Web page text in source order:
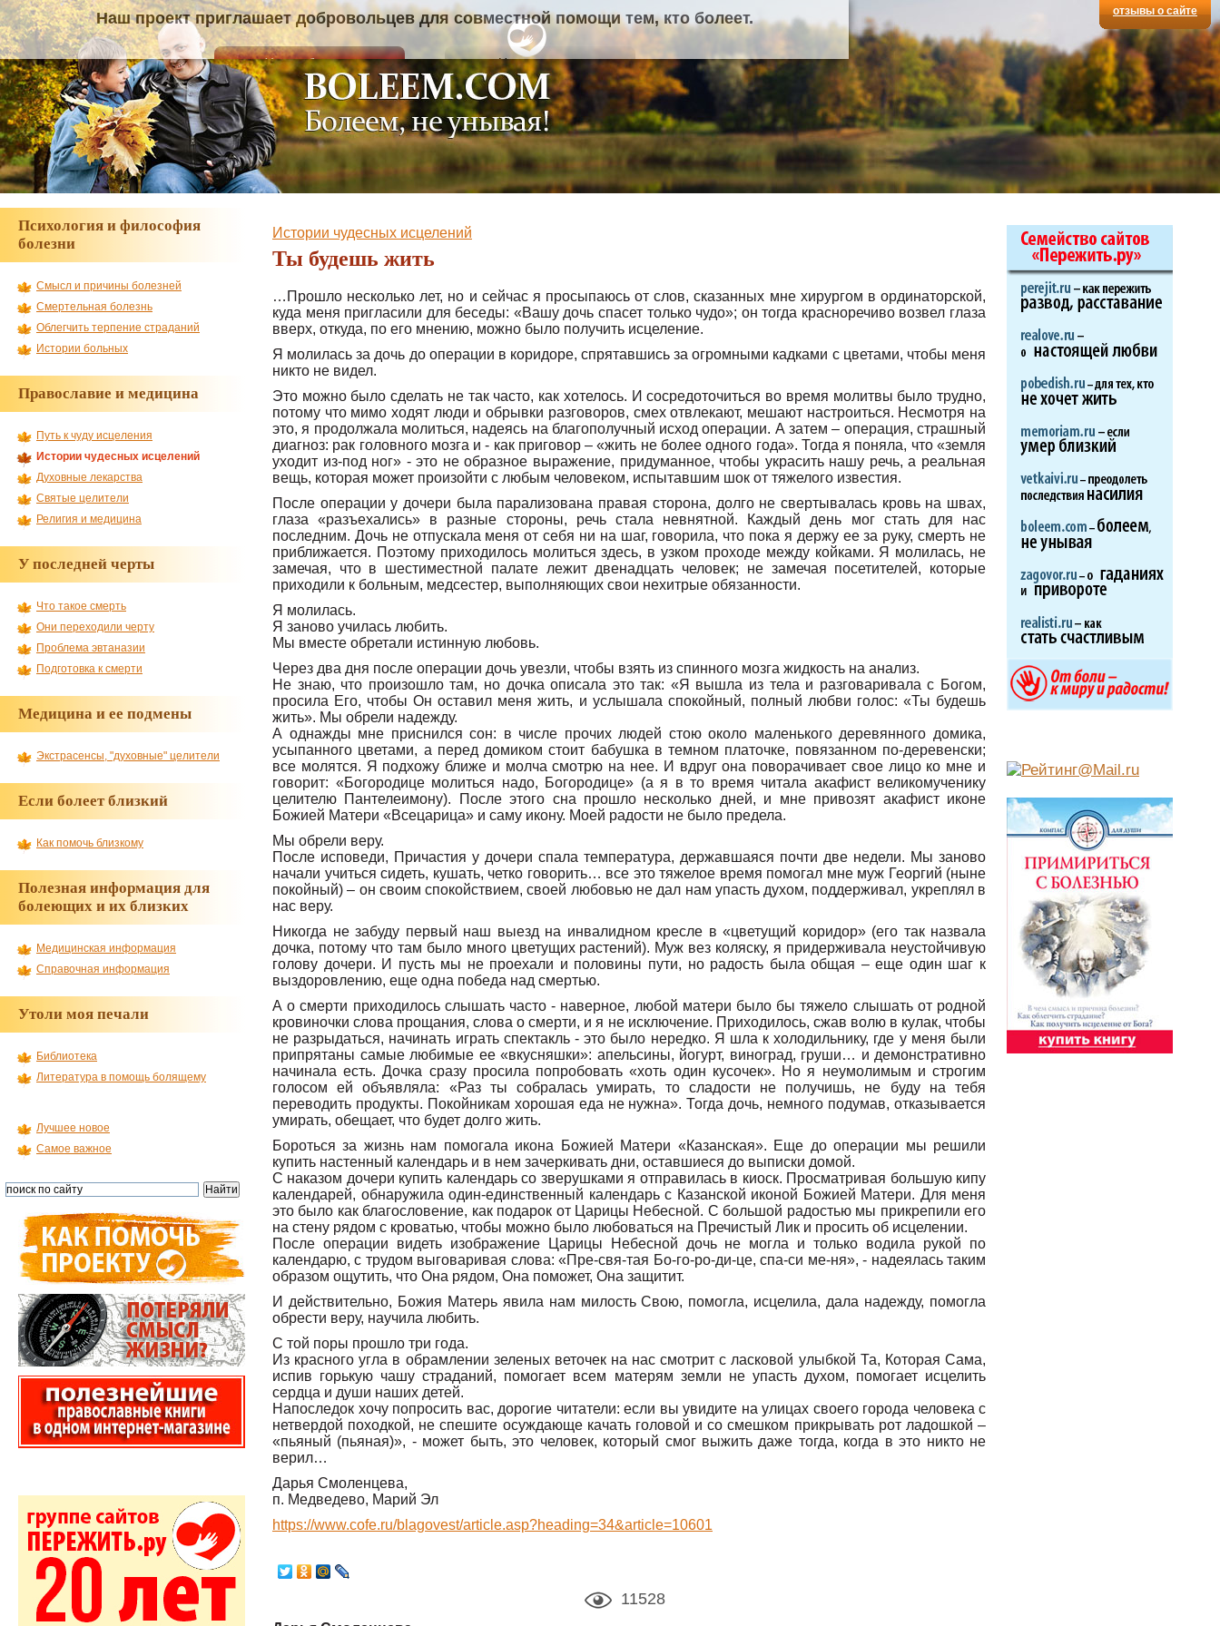
Наш проект приглашает добровольцев для совместной помощи тем, кто болеет. отзывы о сайте
Истории чудесных исцелений
Ты будешь жить
…Прошло несколько лет, но и сейчас я просыпаюсь от слов, сказанных мне хирургом в ординаторской,
куда меня пригласили для беседы: «Вашу дочь спасет только чудо»; он тогда красноречиво возвел глаза
вверх, откуда, по его мнению, можно было получить исцеление.
Я молилась за дочь до операции в коридоре, спрятавшись за огромными кадками с цветами, чтобы меня
никто не видел.
Это можно было сделать не так часто, как хотелось. И сосредоточиться во время молитвы было трудно,
потому что мимо ходят люди и обрывки разговоров, смех отвлекают, мешают настроиться. Несмотря на
это, я продолжала молиться, надеясь на благополучный исход операции. А затем – операция, страшный
диагноз: рак головного мозга и - как приговор – «жить не более одного года». Тогда я поняла, что «земля
уходит из-под ног» - это не образное выражение, придуманное, чтобы украсить нашу речь, а реальная
вещь, которая может произойти с любым человеком, испытавшим шок от тяжелого известия.
После операции у дочери была парализована правая сторона, долго не свертывалась кровь на швах,
глаза «разъехались» в разные стороны, речь стала невнятной. Каждый день мог стать для нас
последним. Дочь не отпускала меня от себя ни на шаг, говорила, что пока я держу ее за руку, смерть не
приближается. Поэтому приходилось молиться здесь, в узком проходе между койками. Я молилась, не
замечая, что в шестиместной палате лежит двенадцать человек; не замечая посетителей, которые
приходили к больным, медсестер, выполняющих свои нехитрые обязанности.
Я молилась.
Я заново училась любить.
Мы вместе обретали истинную любовь.
Через два дня после операции дочь увезли, чтобы взять из спинного мозга жидкость на анализ.
Не знаю, что произошло там, но дочка описала это так: «Я вышла из тела и разговаривала с Богом,
просила Его, чтобы Он оставил меня жить, и услышала спокойный, полный любви голос: «Ты будешь
жить». Мы обрели надежду.
А однажды мне приснился сон: в числе прочих людей стою около маленького деревянного домика,
усыпанного цветами, а перед домиком стоит бабушка в темном платочке, повязанном по-деревенски;
все молятся. Я подхожу ближе и молча смотрю на нее. И вдруг она поворачивает свое лицо ко мне и
говорит: «Богородице молиться надо, Богородице» (а я в то время читала акафист великомученику
целителю Пантелеимону). После этого сна прошло несколько дней, и мне привозят акафист иконе
Божией Матери «Всецарица» и саму икону. Моей радости не было предела.
Мы обрели веру.
После исповеди, Причастия у дочери спала температура, державшаяся почти две недели. Мы заново
начали учиться сидеть, кушать, четко говорить… все это тяжелое время помогал мне муж Георгий (ныне
покойный) – он своим спокойствием, своей любовью не дал нам упасть духом, поддерживал, укреплял в
нас веру.
Никогда не забуду первый наш выезд на инвалидном кресле в «цветущий коридор» (его так назвала
дочка, потому что там было много цветущих растений). Муж вез коляску, я придерживала неустойчивую
голову дочери. И пусть мы не проехали и половины пути, но радость была общая – еще один шаг к
выздоровлению, еще одна победа над смертью.
А о смерти приходилось слышать часто - наверное, любой матери было бы тяжело слышать от родной
кровиночки слова прощания, слова о смерти, и я не исключение. Приходилось, сжав волю в кулак, чтобы
не разрыдаться, начинать играть спектакль - это было нередко. Я шла к холодильнику, где у меня были
припрятаны самые любимые ее «вкусняшки»: апельсины, йогурт, виноград, груши… и демонстративно
начинала есть. Дочка сразу просила попробовать «хоть один кусочек». Но я неумолимым и строгим
голосом ей объявляла: «Раз ты собралась умирать, то сладости не получишь, не буду на тебя
переводить продукты. Покойникам хорошая еда не нужна». Тогда дочь, немного подумав, отказывается
умирать, обещает, что будет долго жить.
Бороться за жизнь нам помогала икона Божией Матери «Казанская». Еще до операции мы решили
купить настенный календарь и в нем зачеркивать дни, оставшиеся до выписки домой.
С наказом дочери купить календарь со зверушками я отправилась в киоск. Просматривая большую кипу
календарей, обнаружила один-единственный календарь с Казанской иконой Божией Матери. Для меня
это было как благословение, как подарок от Царицы Небесной. С большой радостью мы прикрепили его
на стену рядом с кроватью, чтобы можно было любоваться на Пречистый Лик и просить об исцелении.
После операции видеть изображение Царицы Небесной дочь не могла и только водила рукой по
календарю, с трудом выговаривая слова: «Пре-свя-тая Бо-го-ро-ди-це, спа-си ме-ня», - надеялась таким
образом ощутить, что Она рядом, Она поможет, Она защитит.
И действительно, Божия Матерь явила нам милость Свою, помогла, исцелила, дала надежду, помогла
обрести веру, научила любить.
С той поры прошло три года.
Из красного угла в обрамлении зеленых веточек на нас смотрит с ласковой улыбкой Та, Которая Сама,
испив горькую чашу страданий, помогает всем матерям земли не упасть духом, помогает исцелить
сердца и души наших детей.
Напоследок хочу попросить вас, дорогие читатели: если вы увидите на улицах своего города человека с
нетвердой походкой, не спешите осуждающе качать головой и со смешком прикрывать рот ладошкой –
«пьяный (пьяная)», - может быть, это человек, который смог выжить даже тогда, когда в это никто не
верил…
Дарья Смоленцева,
п. Медведево, Марий Эл
https://www.cofe.ru/blagovest/article.asp?heading=34&article=10601
11528
Психология и философия
болезни
Смысл и причины болезней
Смертельная болезнь
Облегчить терпение страданий
Истории больных
Православие и медицина
Путь к чуду исцеления
Истории чудесных исцелений
Духовные лекарства
Святые целители
Религия и медицина
У последней черты
Что такое смерть
Они переходили черту
Проблема эвтаназии
Подготовка к смерти
Медицина и ее подмены
Экстрасенсы, "духовные" целители
Если болеет близкий
Как помочь близкому
Полезная информация для
болеющих и их близких
Медицинская информация
Справочная информация
Утоли моя печали
Библиотека
Литература в помощь болящему
Лучшее новое
Самое важное